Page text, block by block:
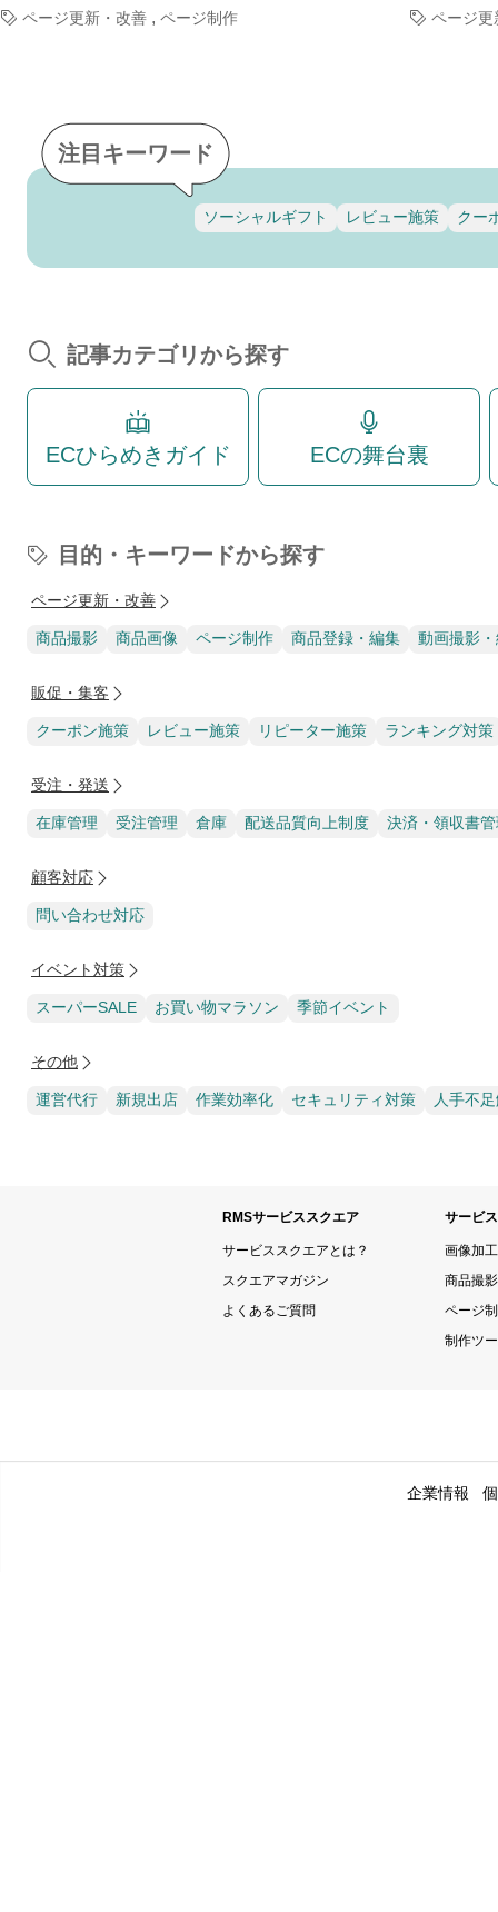
ページ更新・改善 , ページ制作 ページ更
注目キーワード
ソーシャルギフト レビュー施策 クー
記事カテゴリから探す
ECひらめきガイド ECの舞台裏
目的・キーワードから探す
ページ更新・改善
商品撮影 商品画像 ページ制作 商品登録・編集 動画撮影
販促・集客
クーポン施策 レビュー施策 リピーター施策 ランキング対策
受注・発送
在庫管理 受注管理 倉庫 配送品質向上制度 決済・領収書
顧客対応
問い合わせ対応
イベント対策
スーパーSALE お買い物マラソン 季節イベント
その他
運営代行 新規出店 作業効率化 セキュリティ対策 人手不
RMSサービススクエア
サービススクエアとは？
スクエアマガジン
よくあるご質問
サービ
画像加
商品撮影
ページ
制作ツ
企業情報